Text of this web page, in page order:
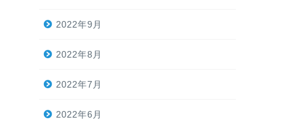
2022年9月
2022年8月
2022年7月
2022年6月